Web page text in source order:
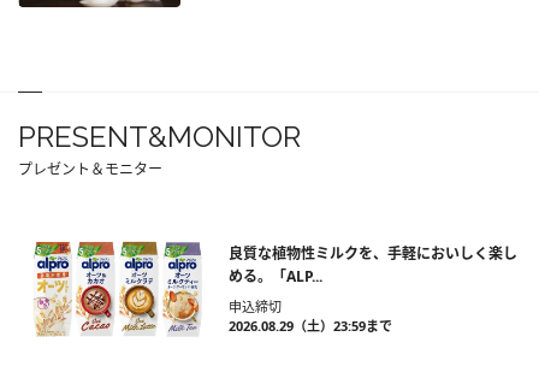
PRESENT&MONITOR
プレゼント＆モニター
良質な植物性ミルクを、手軽においしく楽し
める。「ALP...
申込締切
2026.08.29（土）23:59まで